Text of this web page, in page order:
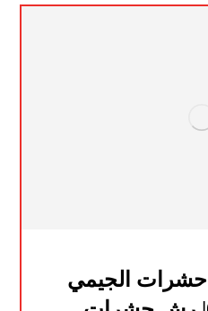
الجيمي